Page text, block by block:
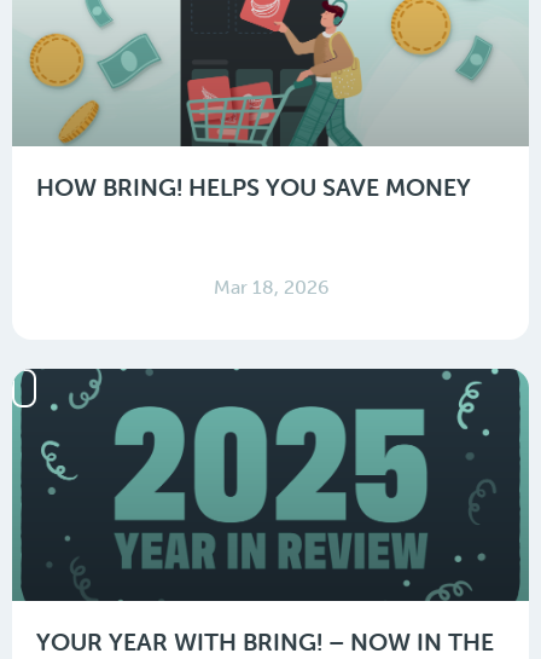
HOW BRING! HELPS YOU SAVE MONEY
Mar 18, 2026
YOUR YEAR WITH BRING! – NOW IN THE